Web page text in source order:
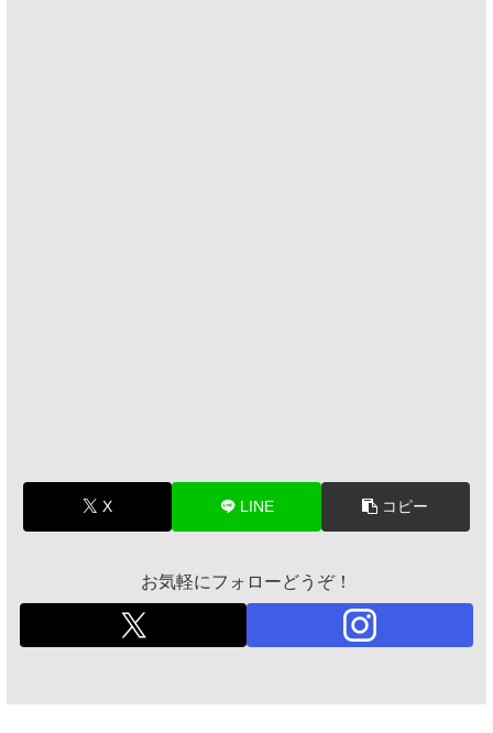
X LINE コピー
お気軽にフォローどうぞ！